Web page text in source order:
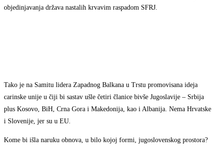
objedinjavanja država nastalih krvavim raspadom SFRJ.
Tako je na Samitu lidera Zapadnog Balkana u Trstu promovisana ideja
carinske unije u čiji bi sastav ušle četiri članice bivše Jugoslavije – Srbija
plus Kosovo, BiH, Crna Gora i Makedonija, kao i Albanija. Nema Hrvatske
i Slovenije, jer su u EU.
Kome bi išla naruku obnova, u bilo kojoj formi, jugoslovenskog prostora?